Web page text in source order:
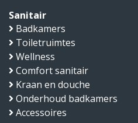
Sanitair
Badkamers
Toiletruimtes
Wellness
Comfort sanitair
Kraan en douche
Onderhoud badkamers
Accessoires